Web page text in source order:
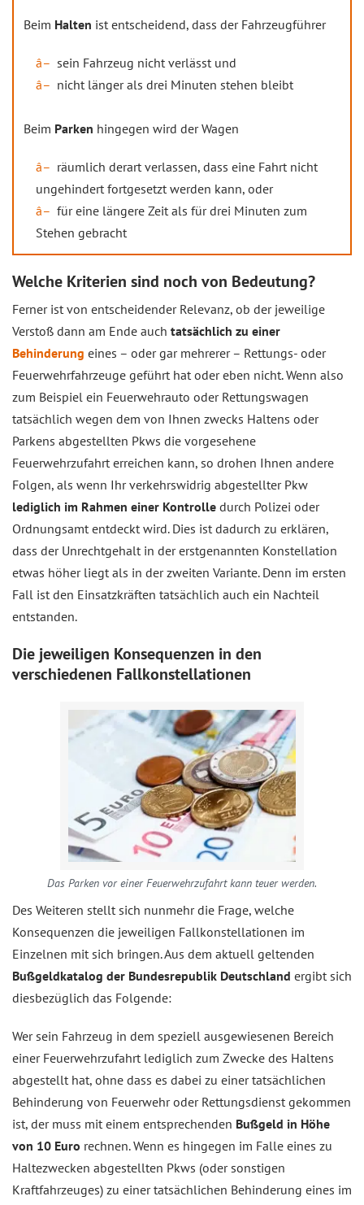
Beim Halten ist entscheidend, dass der Fahrzeugführer
sein Fahrzeug nicht verlässt und
nicht länger als drei Minuten stehen bleibt
Beim Parken hingegen wird der Wagen
räumlich derart verlassen, dass eine Fahrt nicht
ungehindert fortgesetzt werden kann, oder
für eine längere Zeit als für drei Minuten zum
Stehen gebracht
Welche Kriterien sind noch von Bedeutung?
Ferner ist von entscheidender Relevanz, ob der jeweilige
Verstoß dann am Ende auch tatsächlich zu einer
Behinderung eines – oder gar mehrerer – Rettungs- oder
Feuerwehrfahrzeuge geführt hat oder eben nicht. Wenn also
zum Beispiel ein Feuerwehrauto oder Rettungswagen
tatsächlich wegen dem von Ihnen zwecks Haltens oder
Parkens abgestellten Pkws die vorgesehene
Feuerwehrzufahrt erreichen kann, so drohen Ihnen andere
Folgen, als wenn Ihr verkehrswidrig abgestellter Pkw
lediglich im Rahmen einer Kontrolle durch Polizei oder
Ordnungsamt entdeckt wird. Dies ist dadurch zu erklären,
dass der Unrechtgehalt in der erstgenannten Konstellation
etwas höher liegt als in der zweiten Variante. Denn im ersten
Fall ist den Einsatzkräften tatsächlich auch ein Nachteil
entstanden.
Die jeweiligen Konsequenzen in den
verschiedenen Fallkonstellationen
Das Parken vor einer Feuerwehrzufahrt kann teuer werden.
Des Weiteren stellt sich nunmehr die Frage, welche
Konsequenzen die jeweiligen Fallkonstellationen im
Einzelnen mit sich bringen. Aus dem aktuell geltenden
Bußgeldkatalog der Bundesrepublik Deutschland ergibt sich
diesbezüglich das Folgende:
Wer sein Fahrzeug in dem speziell ausgewiesenen Bereich
einer Feuerwehrzufahrt lediglich zum Zwecke des Haltens
abgestellt hat, ohne dass es dabei zu einer tatsächlichen
Behinderung von Feuerwehr oder Rettungsdienst gekommen
ist, der muss mit einem entsprechenden Bußgeld in Höhe
von 10 Euro rechnen. Wenn es hingegen im Falle eines zu
Haltezwecken abgestellten Pkws (oder sonstigen
Kraftfahrzeuges) zu einer tatsächlichen Behinderung eines im